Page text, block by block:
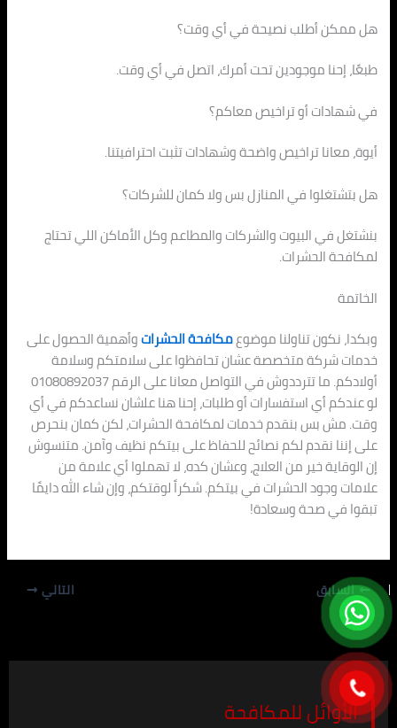
هل ممكن أطلب نصيحة في أي وقت؟
طبعًا، إحنا موجودين تحت أمرك، اتصل في أي وقت.
في شهادات أو تراخيص معاكم؟
أيوة، معانا تراخيص واضحة وشهادات تثبت احترافيتنا.
هل بتشتغلوا في المنازل بس ولا كمان للشركات؟
بنشتغل في البيوت والشركات والمطاعم وكل الأماكن اللي تحتاج
لمكافحة الحشرات.
الخاتمة
وبكدا، نكون تناولنا موضوعمكافحة الحشراتوأهمية الحصول على
خدمات شركة متخصصة عشان تحافظوا على سلامتكم وسلامة
أولادكم. ما تترددوش في التواصل معانا على الرقم 01080892037
لو عندكم أي استفسارات أو طلبات، إحنا هنا علشان نساعدكم في أي
وقت. مش بس بنقدم خدمات لمكافحة الحشرات، لكن كمان بنحرص
على إننا نقدم لكم نصائح للحفاظ على بيتكم نظيف وآمن. متنسوش
إن الوقاية خير من العلاج، وعشان كده، لا تهملوا أي علامة من
علامات وجود الحشرات في بيتكم. شكراً لوقتكم، وإن شاء الله دايمًا
تبقوا في صحة وسعادة!
السابق التالي
الأوائل للمكافحة